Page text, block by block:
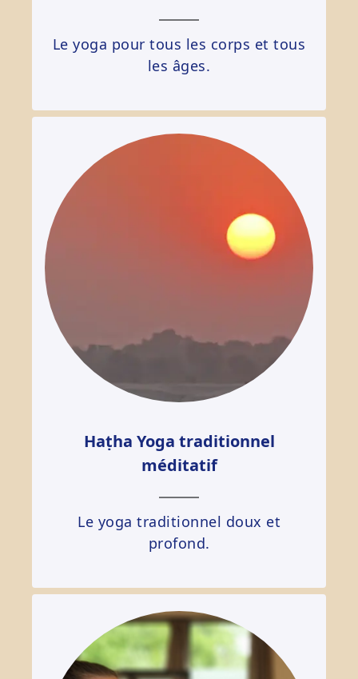
Le yoga pour tous les corps et tous
les âges.
Haṭha Yoga traditionnel
méditatif
Le yoga traditionnel doux et
profond.